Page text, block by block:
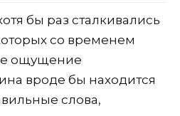
бы раз сталкивались
со временем
ощущение
вроде бы находится
слова,